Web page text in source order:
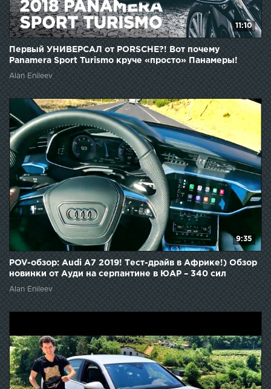
11:10
Первый УНИВЕРСАЛ от PORSCHE?! Вот почему
Panamera Sport Turismo круче «просто» Панамеры!
Тест-обзор.
Alan Enileev
9:35
POV-обзор: Audi A7 2019! Тест-драйв в Африке!) Обзор
новинки от Ауди на серпантине в ЮАР – 340 сил
Alan Enileev